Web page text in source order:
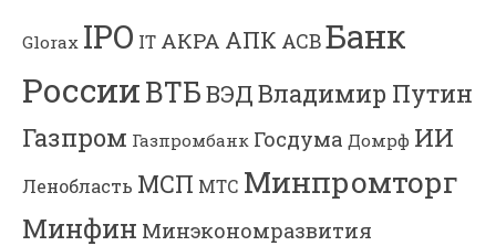
Glorax IPO IT АКРА АПК АСВБанк
РоссииВТБВЭДВладимир Путин
Газпром Газпромбанк Госдума Домрф ИИ
Ленобласть МСП МТС Минпромторг
Минфин Минэкономразвития